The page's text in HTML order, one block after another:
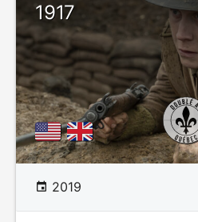
1917
2019